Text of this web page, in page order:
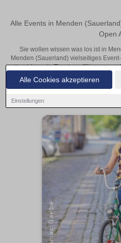
Alle Cookies akzeptieren
Einstellungen
Alle Events in Menden
Open
Sie wollen wissen was los ist in
Menden (Sauerland) vielseitiges
inspirierende Theateraufführungen
Menden (Sauerland) – hier finden